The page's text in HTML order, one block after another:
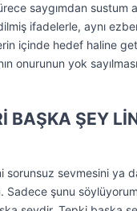
saygımdan sustum
ifadelerle, aynı
içinde hedef haline
onurunun yok
BAŞKA ŞEY
sorunsuz sevmesini ya
Sadece şunu